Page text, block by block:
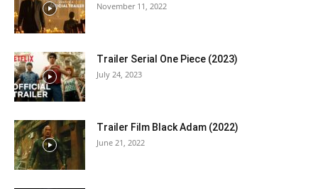
November 11, 2022
Trailer Serial One Piece (2023)
July 24, 2023
Trailer Film Black Adam (2022)
June 21, 2022